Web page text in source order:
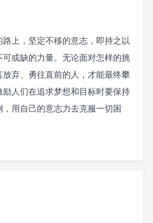
上，坚定不移的意志，即持之以
或缺的力量。无论面对怎样的挑
弃、勇往直前的人，才能最终攀
人们在追求梦想和目标时要保持
用自己的意志力去克服一切困